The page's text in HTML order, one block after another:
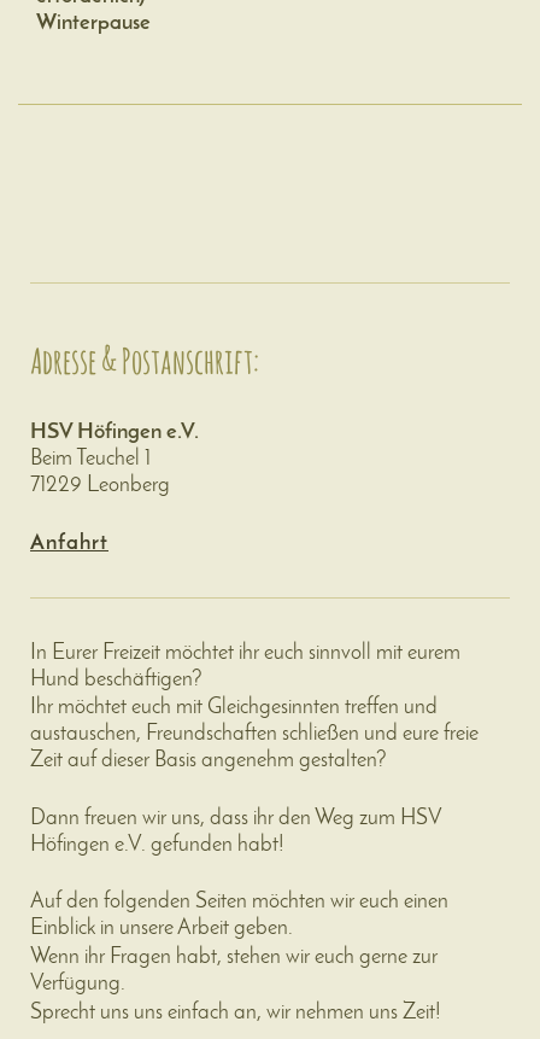
Winterpause
Adresse & Postanschrift:
HSV Höfingen e.V.
Beim Teuchel 1
71229 Leonberg
Anfahrt
In Eurer Freizeit möchtet ihr euch sinnvoll mit eurem
Hund beschäftigen?
Ihr möchtet euch mit Gleichgesinnten treffen und
austauschen, Freundschaften schließen und eure freie
Zeit auf dieser Basis angenehm gestalten?
Dann freuen wir uns, dass ihr den Weg zum HSV
Höfingen e.V. gefunden habt!
Auf den folgenden Seiten möchten wir euch einen
Einblick in unsere Arbeit geben.
Wenn ihr Fragen habt, stehen wir euch gerne zur
Verfügung.
Sprecht uns uns einfach an, wir nehmen uns Zeit!